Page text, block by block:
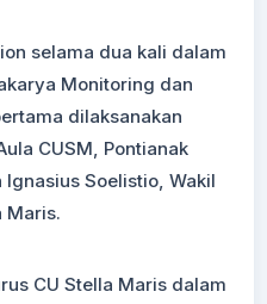
selama dua kali dalam
Monitoring dan
dilaksanakan
CUSM, Pontianak
Soelistio, Wakil
Maris.
CU Stella Maris dalam